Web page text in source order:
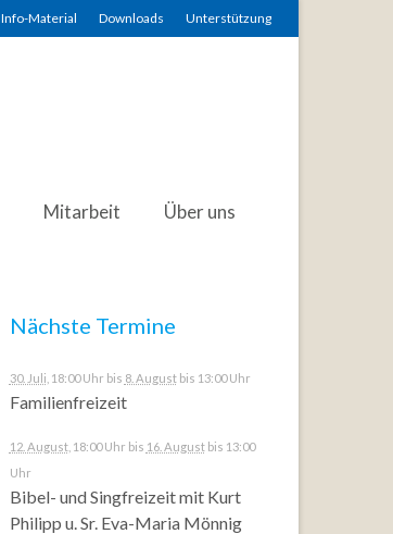
Info-Material Downloads Unterstützung
Mitarbeit Über uns
Nächste Termine
30. Juli , 18:00 Uhr bis 8. Augustbis 13:00 Uhr
Familienfreizeit
12. August, 18:00 Uhr bis 16. Augustbis 13:00
Uhr
Bibel- und Singfreizeit mit Kurt
Philipp u. Sr. Eva-Maria Mönnig